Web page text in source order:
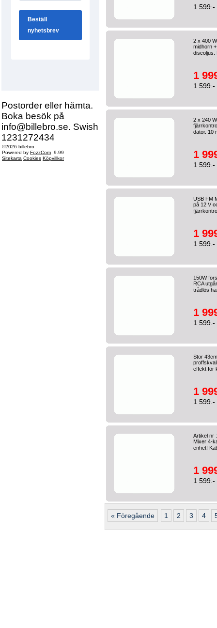
Postorder eller hämta.
Boka besök på
info@billebro.se. Swish
1231272434
©2026 billebro
Powered by FozzCom 9.99
Sitekarta Cookies Köpvillkor
1 599:-
2 x 400
midhorn
discoljus.
1
1 599:-
2 x 240
dator. 10
1
1 599:-
USB FM
på 12 V
1
1 599:-
150W
RCA
trådlös
1
1 599:-
Stor
effekt för
1
1 599:-
Artikel nr
Mixer 4-
enhet!
1
1 599:-
« Föregående 1 2 3 4